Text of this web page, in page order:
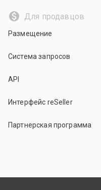
Для продавцов
Размещение
Система запросов
API
Интерфейс reSeller
Партнерская программа